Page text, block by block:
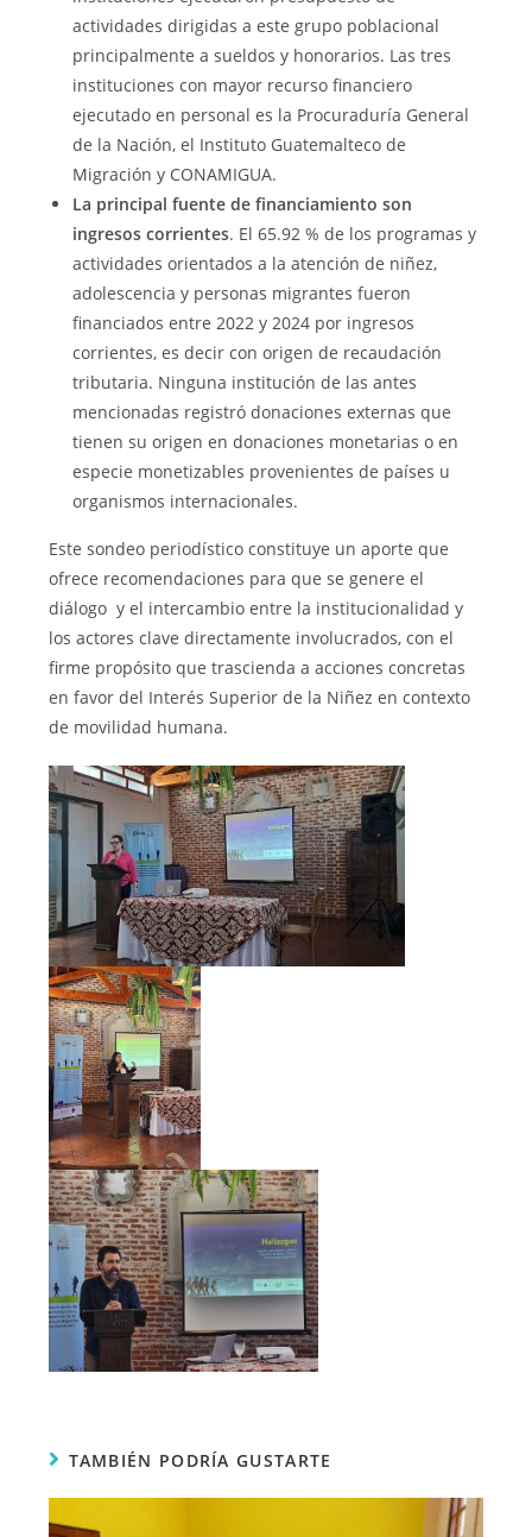
actividades dirigidas a este grupo poblacional
principalmente a sueldos y honorarios. Las tres
instituciones con mayor recurso financiero
ejecutado en personal es la Procuraduría General
de la Nación, el Instituto Guatemalteco de
Migración y CONAMIGUA.
La principal fuente de financiamiento son
ingresos corrientes. El 65.92 % de los programas y
actividades orientados a la atención de niñez,
adolescencia y personas migrantes fueron
financiados entre 2022 y 2024 por ingresos
corrientes, es decir con origen de recaudación
tributaria. Ninguna institución de las antes
mencionadas registró donaciones externas que
tienen su origen en donaciones monetarias o en
especie monetizables provenientes de países u
organismos internacionales.
Este sondeo periodístico constituye un aporte que
ofrece recomendaciones para que se genere el
diálogo y el intercambio entre la institucionalidad y
los actores clave directamente involucrados, con el
firme propósito que trascienda a acciones concretas
en favor del Interés Superior de la Niñez en contexto
de movilidad humana.
TAMBIÉN PODRÍA GUSTARTE